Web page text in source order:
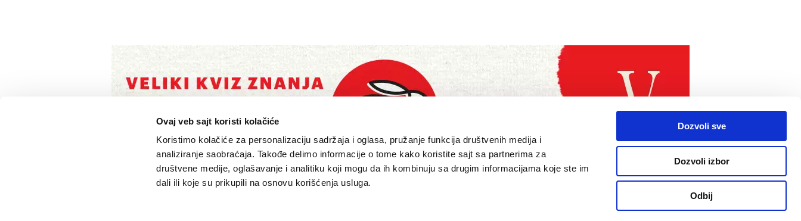
Ovaj veb sajt koristi kolačiće
Koristimo kolačiće za personalizaciju sadržaja i oglasa, pružanje funkcija društvenih medija i
analiziranje saobraćaja. Takođe delimo informacije o tome kako koristite sajt sa partnerima za
društvene medije, oglašavanje i analitiku koji mogu da ih kombinuju sa drugim informacijama koje ste im
dali ili koje su prikupili na osnovu korišćenja usluga.
Dozvoli sve
Dozvoli izbor
Odbij